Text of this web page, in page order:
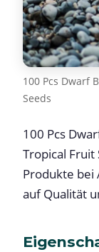
100 Pcs Dwarf
Seeds
100 Pcs
Tropical
Produkte bei
auf Qualität